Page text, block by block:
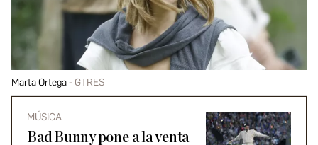
Marta Ortega GTRES
MÚSICA
Bad Bunny pone a la venta